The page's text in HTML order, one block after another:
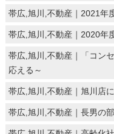
帯広,旭川,不動産｜2021年
帯広,旭川,不動産｜2020年
帯広,旭川,不動産｜「コン
応える～
帯広,旭川,不動産｜旭川店
帯広,旭川,不動産｜長男の